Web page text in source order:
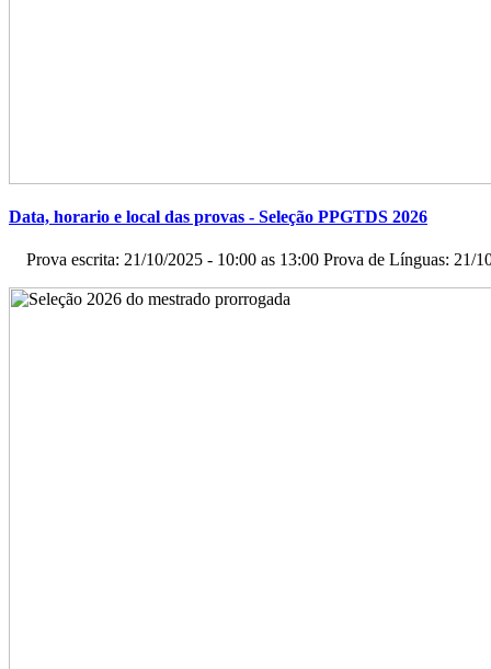
Data, horario e local das provas - Seleção PPGTDS 2026
Prova escrita: 21/10/2025 - 10:00 as 13:00 Prova de Línguas: 21/